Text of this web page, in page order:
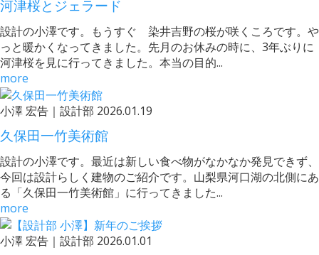
河津桜とジェラード
設計の小澤です。もうすぐ 染井吉野の桜が咲くころです。や
っと暖かくなってきました。先月のお休みの時に、3年ぶりに
河津桜を見に行ってきました。本当の目的...
more
小澤 宏告｜設計部 2026.01.19
久保田一竹美術館
設計の小澤です。最近は新しい食べ物がなかなか発見できず、
今回は設計らしく建物のご紹介です。山梨県河口湖の北側にあ
る「久保田一竹美術館」に行ってきました...
more
小澤 宏告｜設計部 2026.01.01